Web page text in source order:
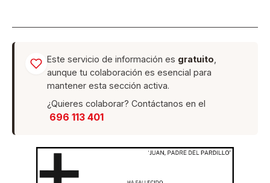
Este servicio de información es gratuito
aunque tu colaboración es esencial para
mantener esta sección activa.
¿Quieres colaborar? Contáctanos en el
696 113 401